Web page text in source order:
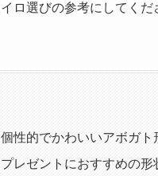
ロ選びの参考にしてくだ
個性的でかわいいアボガト
プレゼントにおすすめの